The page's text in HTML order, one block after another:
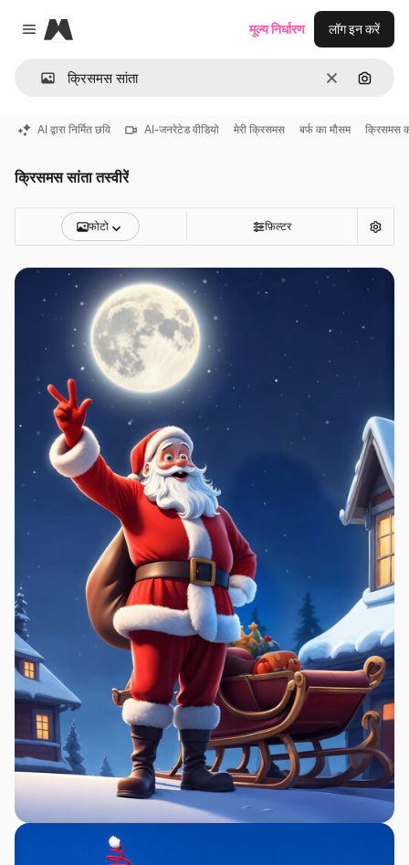
Close menu
Magnific
साफ़ इमेज से
मूल्य निर्धारण लॉग इन करें
AI द्वारा निर्मित छवि AI-जनरेटेड वीडियो मेरी क्रिसमस बर्फ का मौसम क्रिसमस
क्रिसमस सांता तस्वीरें
फोटो फ़िल्टर